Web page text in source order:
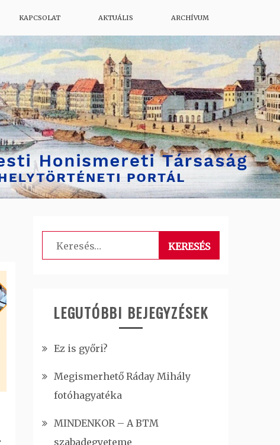
KAPCSOLAT AKTUÁLIS ARCHÍVUM
Keresés:
LEGUTÓBBI BEJEGYZÉSEK
Ez is győri?
Megismerhető Ráday Mihály
fotóhagyatéka
MINDENKOR – A BTM
szabadegyeteme